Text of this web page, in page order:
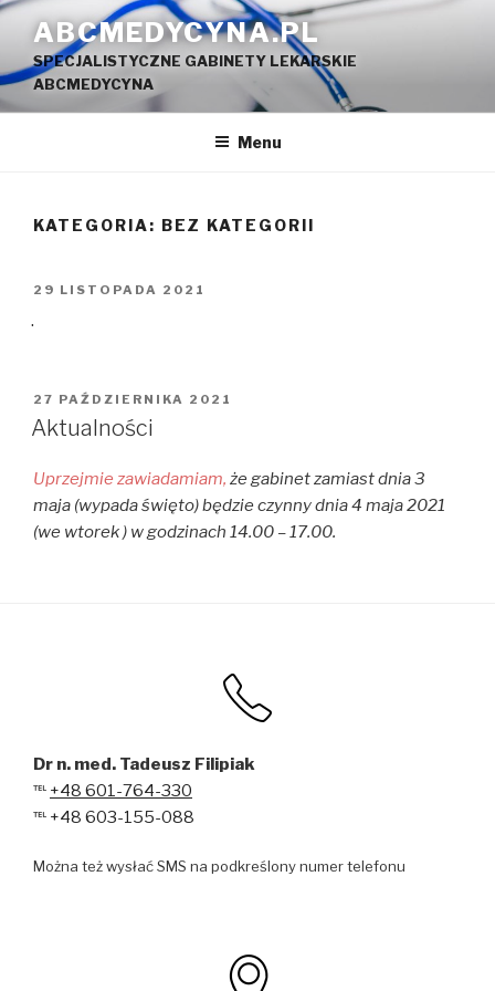
Przejdź
treści
ABCMEDYCYNA.PL
SPECJALISTYCZNE GABINETY LEKARSKIE
ABCMEDYCYNA
Menu
KATEGORIA: BEZ KATEGORII
OPUBLIKOWANE
29 LISTOPADA 2021
.
OPUBLIKOWANE
W
27 PAŹDZIERNIKA 2021
Aktualności
Uprzejmie zawiadamiam, że gabinet zamiast dnia 3
maja (wypada święto) będzie czynny dnia 4 maja 2021
(we wtorek ) w godzinach 14.00 – 17.00.
Dr n. med. Tadeusz Filipiak
℡ +48 601-764-330
℡ +48 603-155-088
Można też wysłać SMS na podkreślony numer telefonu